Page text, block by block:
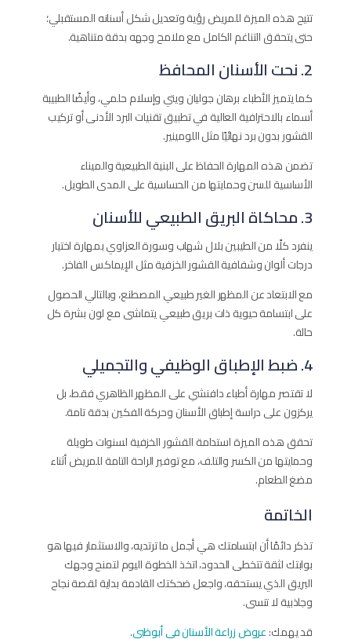
تتيح هذه الميزة للمريض رؤية وتعديل شكل أسنانه المستقبلي؛
حتى يتحقق التناغم الكامل مع ملامح وجهه بدقة متناهية.
2. نحت الأسنان المحافظ
كما يتميز الأطباء برهان جوليان ويتي وإسلام حلمي، وأيضًا الطبيبة
أسماء بالاحترافية العالية في تطبيق تقنيات البرد الأدنى أو تركيب
القشور بدون برد نهائيًا مثل اللومينير.
تضمن هذه المهارة الحفاظ على البنية الطبيعية والميناء
الأساسية للسن وحمايتها من الحساسية على المدى الطويل.
3. محاكاة البريق الطبيعي للأسنان
ينفرد كلًا من الطيبين بلال شهاب وسورة العزاوي بمهارة اختيار
درجات ألوان وشفافية القشور الخزفية مثل الإيماكس الفاخر.
مع الابتعاد عن المظهر الغير طبيعي المصطنع، وبالتالي الحصول
على ابتسامة حيوية ذات بريق طبيعي يتماشى مع لون بشرة كل
حالة.
4. ضبط الإطباق الوظيفي والتجميلي
لا تقتصر مهارة أطباء دافنشي على المظهر الظاهري فقط، بل
يركزون على دراسة إطباق الأسنان وحركة الفكين بدقة تامة.
تحقق هذه الميزة استدامة القشور الخزفية لسنوات طويلة
وحمايتها من الكسر والتلف، مع توفير الراحة التامة للمريض أثناء
مضغ الطعام.
الخاتمة
تذكر دائمًا أن ابتسامتك هي أجمل ما ترتديه، والاستثمار فيها هو
بوابتك لثقة تتخطى الحدود، اتخذ الخطوة اليوم لتمنح وجهك
البريق الذي يستحقه، واجعل ضحكتك القادمة بداية لقصة نجاح
وجاذبية لا تنسى.
قد يهمك:عروض زراعة الأسنان في أبوظبي.